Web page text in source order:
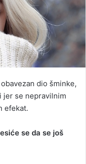
dio šminke,
jer se nepravilnim
efekat.
se da se još